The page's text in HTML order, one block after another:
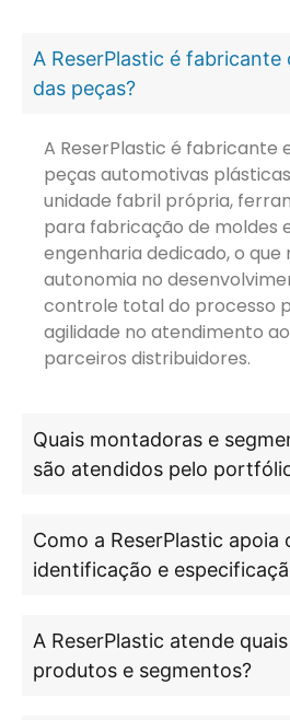
A ReserPlastic é fabricante
das peças?
A ReserPlastic é fabricante
peças automotivas
unidade fabril própria,
para fabricação de moldes
engenharia dedicado, o que
autonomia no
controle total do processo
agilidade no atendimento
parceiros distribuidores.
Quais montadoras e
são atendidos pelo
Como a ReserPlastic apoia
identificação e
A ReserPlastic atende
produtos e segmentos?